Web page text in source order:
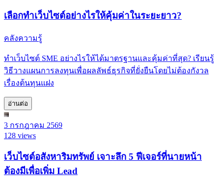
เลือกทำเว็บไซต์อย่างไรให้คุ้มค่าในระยะยาว?
คลังความรู้
ทำเว็บไซต์ SME อย่างไรให้ได้มาตรฐานและคุ้มค่าที่สุด? เรียนรู้
วิธีวางแผนการลงทุนเพื่อผลลัพธ์ธุรกิจที่ยั่งยืนโดยไม่ต้องกังวล
เรื่องต้นทุนแฝง
อ่านต่อ
3 กรกฎาคม 2569
128 views
เว็บไซต์อสังหาริมทรัพย์ เจาะลึก 5 ฟีเจอร์ที่นายหน้า
ต้องมีเพื่อเพิ่ม Lead